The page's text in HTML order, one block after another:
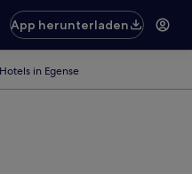
App herunterladen
in Egense